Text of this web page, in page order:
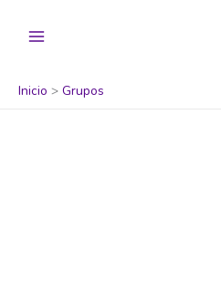
Inicio Grupos